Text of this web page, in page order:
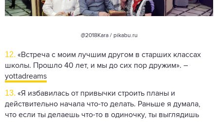
@2018Kara / pikabu.ru
12. «Встреча с моим лучшим другом в старших классах
школы. Прошло 40 лет, и мы до сих пор дружим». –
yottadreams
13. «Я избавилась от привычки строить планы и
действительно начала что-то делать. Раньше я думала,
что если ты делаешь что-то в одиночку, ты выглядишь